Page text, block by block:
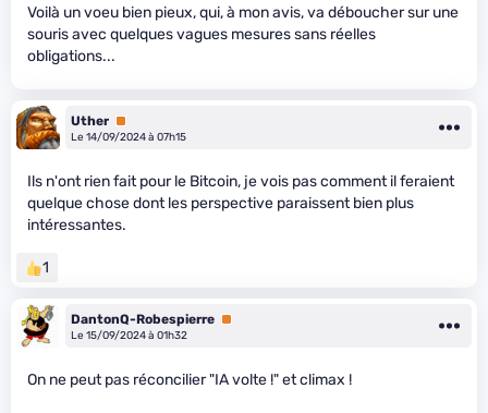
Voilà un voeu bien pieux, qui, à mon avis, va déboucher sur une
souris avec quelques vagues mesures sans réelles
obligations...
Uther Premium
Le 14/09/2024 à 07h15
Ils n'ont rien fait pour le Bitcoin, je vois pas comment il feraient
quelque chose dont les perspective paraissent bien plus
intéressantes.
1
DantonQ-Robespierre Premium
Le 15/09/2024 à 01h32
On ne peut pas réconcilier "IA volte !" et climax !